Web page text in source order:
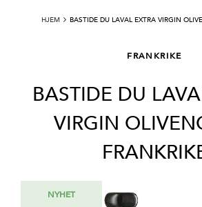
NYHET
HJEM BASTIDE DU LAVAL EXTRA VIRGIN
FRANKRIKE
BASTIDE DU
VIRGIN